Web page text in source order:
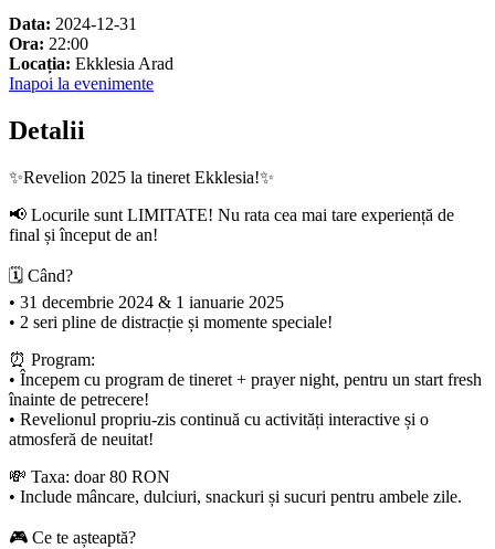
Data: 2024-12-31
Ora: 22:00
Locația: Ekklesia Arad
Inapoi la evenimente
Detalii
✨Revelion 2025 la tineret Ekklesia!✨
📢 Locurile sunt LIMITATE! Nu rata cea mai tare experiență de
final și început de an!
🗓 Când?
• 31 decembrie 2024 & 1 ianuarie 2025
• 2 seri pline de distracție și momente speciale!
⏰ Program:
• Începem cu program de tineret + prayer night, pentru un start fresh
înainte de petrecere!
• Revelionul propriu-zis continuă cu activități interactive și o
atmosferă de neuitat!
💸 Taxa: doar 80 RON
• Include mâncare, dulciuri, snackuri și sucuri pentru ambele zile.
🎮 Ce te așteaptă?